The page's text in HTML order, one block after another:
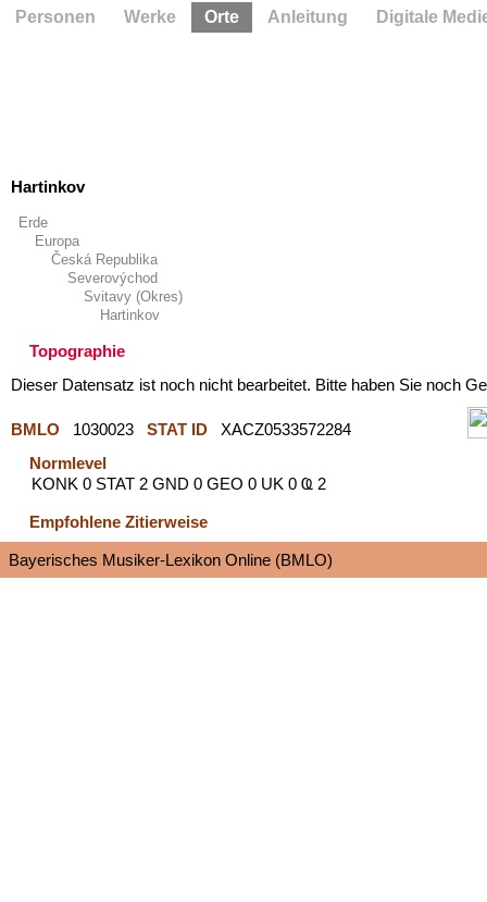
Hartinkov
Erde
Europa
Česká Republika
Severovýchod
Svitavy (Okres)
Hartinkov
Topographie
Dieser Datensatz ist noch nicht bearbeitet. Bitte haben Sie noch
BMLO 1030023 STAT ID
XACZ0533572284
Normlevel
KONK 0 STAT 2 GND 0 GEO 0 UK 0 Ҩ 2
Empfohlene Zitierweise
Bayerisches Musiker-Lexikon Online (BMLO)
Personen Werke Orte Anleitung Digitale